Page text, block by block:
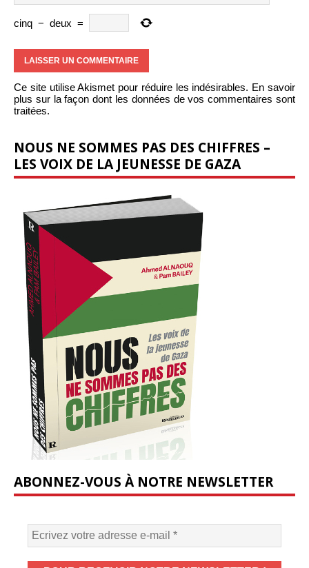
cinq − deux =
Ce site utilise Akismet pour réduire les indésirables. En savoir
plus sur la façon dont les données de vos commentaires sont
traitées.
NOUS NE SOMMES PAS DES CHIFFRES –
LES VOIX DE LA JEUNESSE DE GAZA
ABONNEZ-VOUS À NOTRE NEWSLETTER